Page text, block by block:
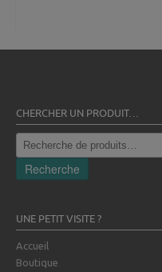
CHERCHER UN PRODUIT…
Recherche
pour :
Recherche
UNE PETIT VISITE ?
Accueil
Boutique